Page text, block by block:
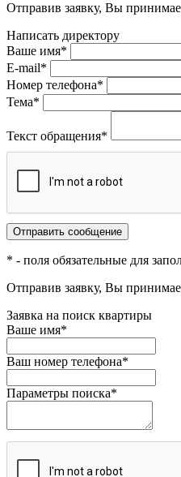
Отправив заявку, Вы
Написать директору
Ваше имя*
E-mail*
Номер телефона*
Тема*
Текст обращения*
* - поля обязательные для
Отправив заявку, Вы
Заявка на поиск квартиры
Ваше имя*
Ваш номер телефона*
Параметры поиска*